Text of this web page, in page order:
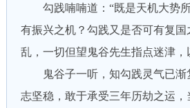
勾践喃喃道：“既是天机大势所
有振兴之机？勾践又是否可有复国
乱，一切但望鬼谷先生指点迷津，
鬼谷子一听，知勾践灵气已渐
志坚稳，敢于承受三年历劫之运